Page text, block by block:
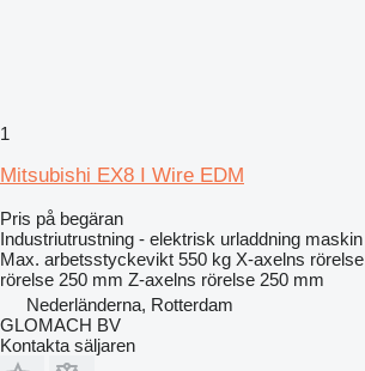
1
Mitsubishi EX8 I Wire EDM
Pris på begäran
Industriutrustning - elektrisk urladdning maskin
Max. arbetsstyckevikt 550 kg X-axelns rörelse
rörelse 250 mm Z-axelns rörelse 250 mm
Nederländerna, Rotterdam
GLOMACH BV
Kontakta säljaren